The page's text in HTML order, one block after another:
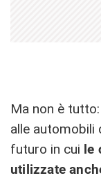
Ma non è
alle automobili
futuro in cui le
utilizzate